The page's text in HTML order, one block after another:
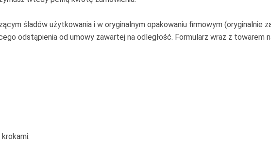
śladów użytkowania i w oryginalnym opakowaniu firmowym (oryginalnie
odstąpienia od umowy zawartej na odległość. Formularz wraz z towarem